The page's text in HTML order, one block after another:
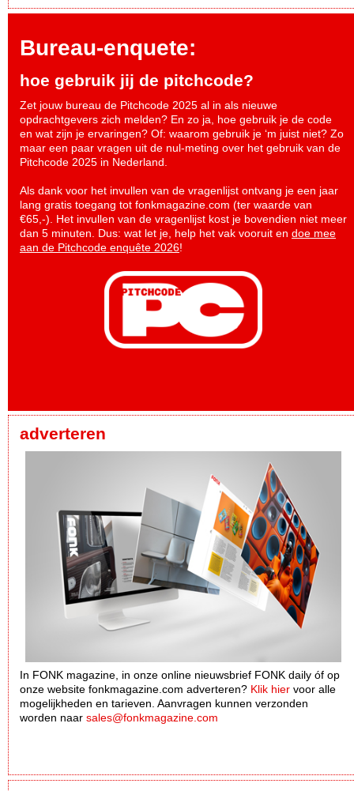
Bureau-enquete:
hoe gebruik jij de pitchcode?
Zet jouw bureau de Pitchcode 2025 al in als nieuwe
opdrachtgevers zich melden? En zo ja, hoe gebruik je de code
en wat zijn je ervaringen? Of: waarom gebruik je ‘m juist niet? Zo
maar een paar vragen uit de nul-meting over het gebruik van de
Pitchcode 2025 in Nederland.
Als dank voor het invullen van de vragenlijst ontvang je een jaar
lang gratis toegang tot fonkmagazine.com (ter waarde van
€65,-). Het invullen van de vragenlijst kost je bovendien niet meer
dan 5 minuten. Dus: wat let je, help het vak vooruit en doe mee
aan de Pitchcode enquête 2026!
adverteren
In FONK magazine, in onze online nieuwsbrief FONK daily óf op
onze website fonkmagazine.com adverteren? Klik hier voor alle
mogelijkheden en tarieven. Aanvragen kunnen verzonden
worden naar sales@fonkmagazine.com